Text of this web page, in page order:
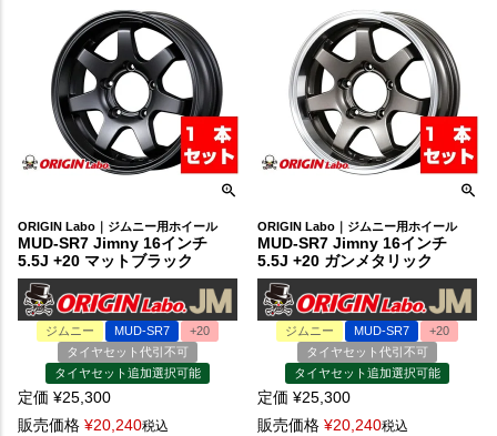
ORIGIN Labo｜ジムニー用ホイール
MUD-SR7 Jimny 16インチ
5.5J +20 マットブラック
ジムニー MUD-SR7
+20
タイヤセット代引不可
タイヤセット追加選択可能
定価 ¥25,300
販売価格 ¥20,240税込
ORIGIN Labo｜ジムニー用ホイール
MUD-SR7 Jimny 16インチ
5.5J +20 ガンメタリック
ジムニー MUD-SR7
+20
タイヤセット代引不可
タイヤセット追加選択可能
定価 ¥25,300
販売価格 ¥20,240税込